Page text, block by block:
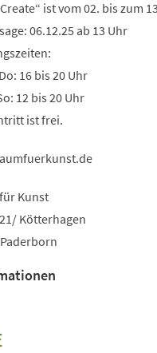
ist vom 02. bis zum
06.12.25 ab 13 Uhr
16 bis 20 Uhr
12 bis 20 Uhr
ist frei.
Kunst
Kötterhagen